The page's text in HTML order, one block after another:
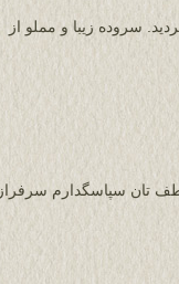
سروده زیبا و مملو از
تان سپاسگدارم سرفراز